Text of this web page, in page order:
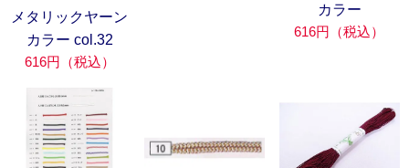
メタリックヤーン
カラー col.32
616円（税込）
カラー
616円（税込）